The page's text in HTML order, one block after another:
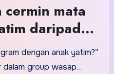
cermin mata
daripada
, Sungei
Plaza
dengan anak yatim?”
group wasap…